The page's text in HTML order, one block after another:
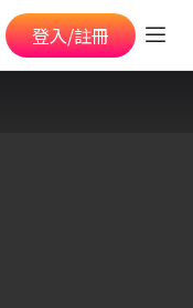
登入/註冊